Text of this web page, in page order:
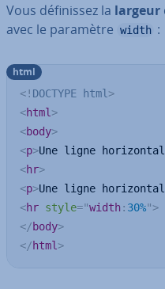
Vous dé­fi­nis­sez la largeur
avec le paramètre width :
<! DOCTYPE html >
<html >
<body>
<p>Une ligne
<hr>
<p>Une ligne
<hr style="width: 30%">
</body>
</html >
html